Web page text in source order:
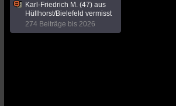
Karl-Friedrich M. (47) aus
Hüllhorst/Bielefeld vermisst
274 Beiträge bis 2026